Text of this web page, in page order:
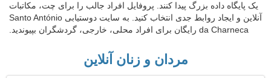
یک پایگاه داده بزرگ پیدا کنند. پروفایل افراد جالب را برای چت، مکاتبات
آنلاین و ایجاد روابط جدی انتخاب کنید. به سایت دوستیابی Santo António
da Charneca رایگان برای افراد محلی، خارجی، گردشگران بپیوندید.
مردان و زنان آنلاین